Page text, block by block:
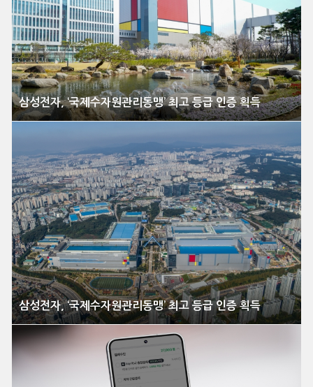
삼성전자, ‘국제수자원관리동맹’ 최고 등급 인증 획득
삼성전자, ‘국제수자원관리동맹’ 최고 등급 인증 획득